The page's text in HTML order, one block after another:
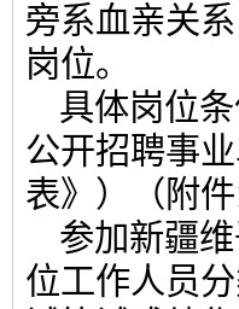
旁系血亲关
岗位。
具体岗位
公开招聘事
表》）（附
参加新疆
位工作人员